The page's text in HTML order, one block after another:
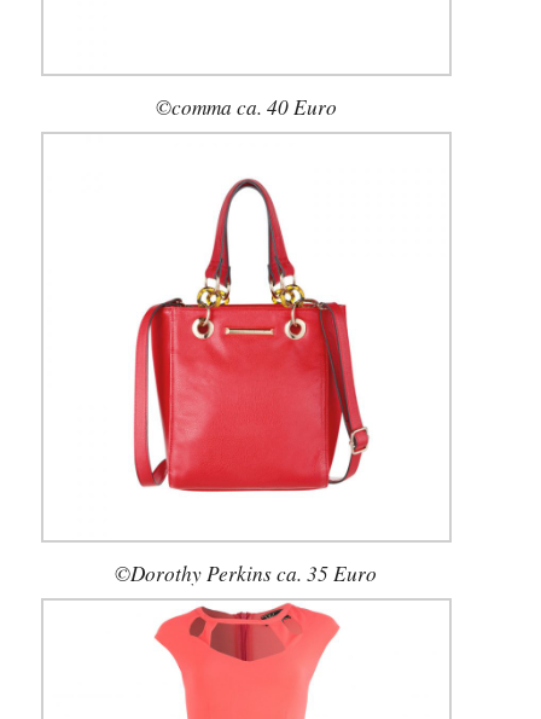
©comma ca. 40 Euro
©Dorothy Perkins ca. 35 Euro